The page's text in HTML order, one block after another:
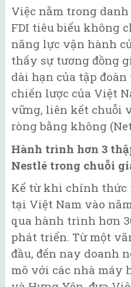
Việc nằm trong
FDI tiêu biểu không
năng lực vận hành
thấy sự tương đồng
dài hạn của tập
chiến lược của Việt
vững, liên kết chuỗi
ròng bằng không
Hành trình hơn 3
Nestlé trong chuỗi
Kể từ khi chính thức
tại Việt Nam vào
qua hành trình hơn
phát triển. Từ một
đầu, đến nay doanh
mô với các nhà máy